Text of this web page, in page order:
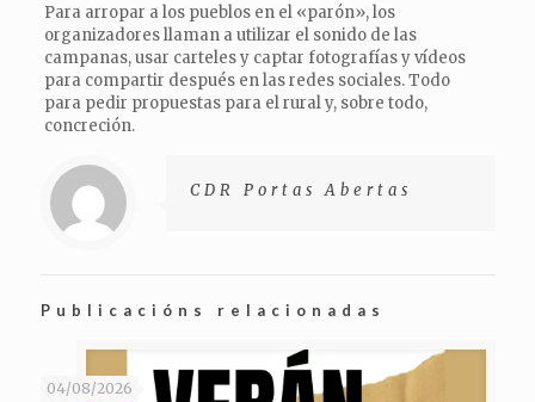
Para arropar a los pueblos en el «parón», los
organizadores llaman a utilizar el sonido de las
campanas, usar carteles y captar fotografías y vídeos
para compartir después en las redes sociales. Todo
para pedir propuestas para el rural y, sobre todo,
concreción.
CDR Portas Abertas
Publicacións relacionadas
04/08/2026